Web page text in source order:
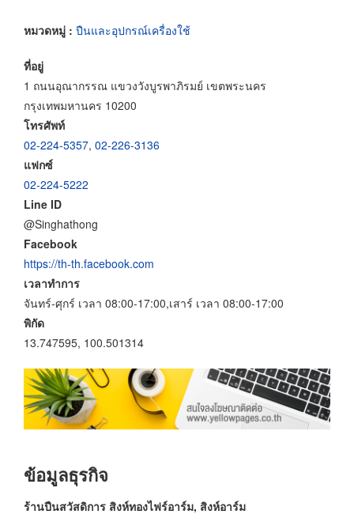
หมวดหมู่ : ปืนและอุปกรณ์เครื่องใช้
ที่อยู่
1 ถนนอุณากรรณ แขวงวังบูรพาภิรมย์ เขตพระนคร
กรุงเทพมหานคร 10200
โทรศัพท์
02-224-5357, 02-226-3136
แฟกซ์
02-224-5222
Line ID
@Singhathong
Facebook
https://th-th.facebook.com
เวลาทำการ
จันทร์-ศุกร์ เวลา 08:00-17:00,เสาร์ เวลา 08:00-17:00
พิกัด
13.747595, 100.501314
ข้อมูลธุรกิจ
ร้านปืนสวัสดิการ สิงห์ทองไฟร์อาร์ม, สิงห์อาร์ม